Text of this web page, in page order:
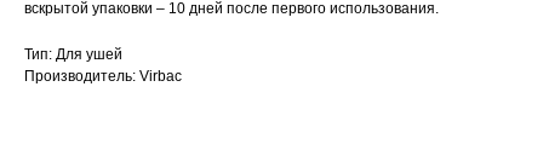
вскрытой упаковки – 10 дней после первого использования.
Тип: Для ушей
Производитель: Virbac